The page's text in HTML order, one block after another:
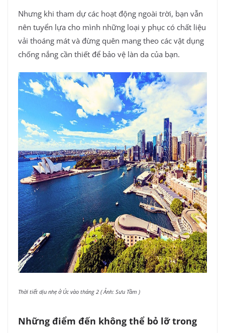
Nhưng khi tham dự các hoạt động ngoài trời, bạn vẫn
nên tuyển lựa cho mình những loại y phục có chất liệu
vải thoáng mát và đừng quên mang theo các vật dụng
chống nắng cần thiết để bảo vệ làn da của bạn.
Thời tiết dịu nhẹ ở Úc vào tháng 2 ( Ảnh: Sưu Tầm )
Những điểm đến không thể bỏ lỡ trong